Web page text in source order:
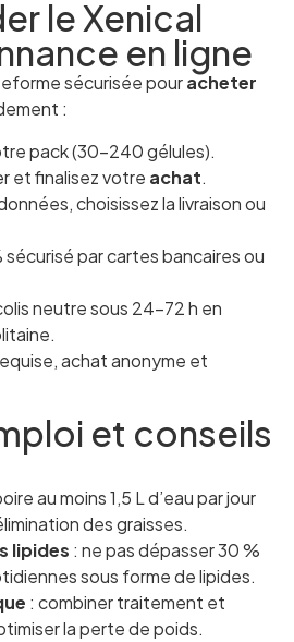
le Xenical
en ligne
sécurisée pouracheter
:
pack (30–240 gélules).
et finalisez votre achat.
choisissez la livraison ou
sécurisé par cartes bancaires ou
neutre sous 24–72 h en
achat anonyme et
et conseils
au moins 1,5 L d’eau par jour
des graisses.
lipides : ne pas dépasser 30 %
sous forme de lipides.
: combiner traitement et
la perte de poids.